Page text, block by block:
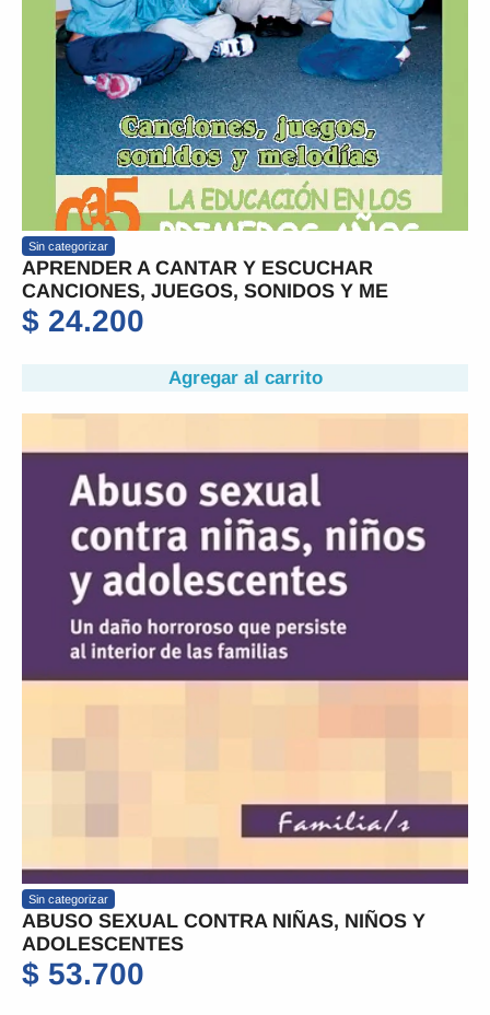
Sin categorizar
APRENDER A CANTAR Y ESCUCHAR
CANCIONES, JUEGOS, SONIDOS Y ME
$ 24.200
Agregar al carrito
Sin categorizar
ABUSO SEXUAL CONTRA NIÑAS, NIÑOS Y
ADOLESCENTES
$ 53.700